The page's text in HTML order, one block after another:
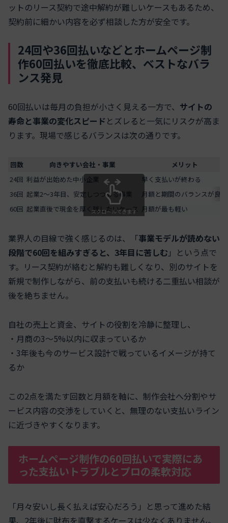
ットのリース契約で途中解約が難しいケースもあるため、
契約前に細かい内容を必ず相談した方が安全です。
24回や36回払いなどとホームページ制
作60回払いを徹底比較、ベストなバラ
ンス発見
60回払いは毎月の負担が小さく見える一方で、 サイトの
寿命と事業の変化スピードとズレると一気にリスクが高ま
ります。現場で感じるバランスは次の通りです。
回数 向きやすい会社・事業
メリット
24回 利益が出始めた中小企業
早く支払いが終わる
36回 起業2〜3年目、安定しつつある事業
月額と期間のバランスが良い
60回 起業直後で現金を厚く残したいケース 月額が最も軽い
スクロールできます
業界人の目線で強く感じるのは、「事業モデルが読めない
段階で60回を組みすぎると、3年目に苦しむ 」という点で
す。リース契約が絡むと解約も難しくなり、別のサイトを
新規で制作しながら、前の支払いも続ける二重払い相談が
後を絶ちません。
自社の売上と資金、サイトの役割を冷静に整理し、
・月商の3〜5%以内に収まっているか
・3年後も今のサービス設計で戦っているイメージが持て
るか
この2点を満たす回数と月額を軸に、制作会社へ分割やサ
ービス内容の交渉をしていくと、無理のない支払いライン
に近づきやすくなります。
ホームページ制作の60回払いで実際にあ
った支払いトラブルとプロの柔軟対応
「月々安いし長く払えば安心だろう」と思って進めた結